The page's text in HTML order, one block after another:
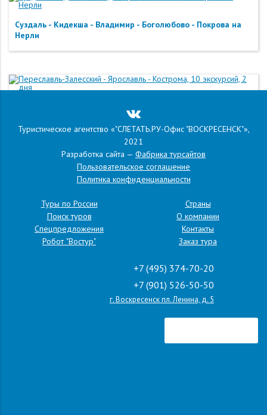
Суздаль - Кидекша - Владимир - Боголюбово - Покрова на
Нерли
Абрамцево, Сергиев Посад
Кострома (6 экскурсий, 2 дня)
Туристическое агентство «"СЛЕТАТЬ.РУ-Офис "ВОСКРЕСЕНСК"»,
2021
Разработка сайта — Фабрика турсайтов
Пользовательское соглашение
Политика конфиденциальности
Туры по России
Поиск туров
Спецпредложения
Робот "Востур"
Страны
О компании
Контакты
Заказ тура
+7 (495) 374-70-20
+7 (901) 526-50-50
г. Воскресенск пл. Ленина, д. 5